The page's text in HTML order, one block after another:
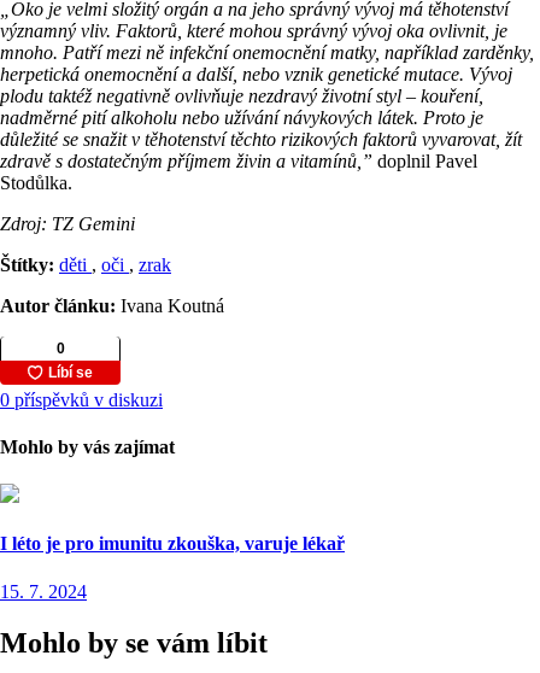
„Oko je velmi složitý orgán a na jeho správný vývoj má těhotenství
významný vliv. Faktorů, které mohou správný vývoj oka ovlivnit, je
mnoho. Patří mezi ně infekční onemocnění matky, například zarděnky,
herpetická onemocnění a další, nebo vznik genetické mutace. Vývoj
plodu taktéž negativně ovlivňuje nezdravý životní styl – kouření,
nadměrné pití alkoholu nebo užívání návykových látek. Proto je
důležité se snažit v těhotenství těchto rizikových faktorů vyvarovat, žít
zdravě s dostatečným příjmem živin a vitamínů,” doplnil Pavel
Stodůlka.
Zdroj: TZ Gemini
Štítky: děti , oči , zrak
Autor článku: Ivana Koutná
0 příspěvků v diskuzi
Mohlo by vás zajímat
I léto je pro imunitu zkouška, varuje lékař
15. 7. 2024
Mohlo by se vám líbit